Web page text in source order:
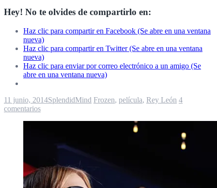
Hey! No te olvides de compartirlo en:
Haz clic para compartir en Facebook (Se abre en una ventana
nueva)
Haz clic para compartir en Twitter (Se abre en una ventana
nueva)
Haz clic para enviar por correo electrónico a un amigo (Se
abre en una ventana nueva)
11 junio, 2014SplendidMind Frozen, película, Rey León 4
comentarios